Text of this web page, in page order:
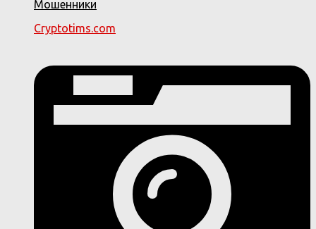
Мошенники
Cryptotims.com